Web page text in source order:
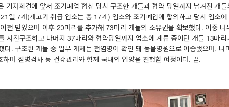
기자회견에 앞서 조기폐업 협상 당시 구조한 개들과 협약 당일까지 남겨진 개들
21 일7개(개고기 취급 업소는 총 17개) 업소와 조기폐업에 합의하고 당시 업소에
전 받았으며 이후20마리를 추가해73마리 개들의 소유권을 확보했다. 이중 너
사전구조하고 나머지37마리와 협약당일까지 업소에 계류 중이던 개들 13마리
다.구조된 개들 중 일부 개체는 전염병이 확인 돼 동물병원으로 이송됐으며, 나
하며 질병검사 등 건강관리와 함께 국내외 입양을 진행할 예정이다.끝.